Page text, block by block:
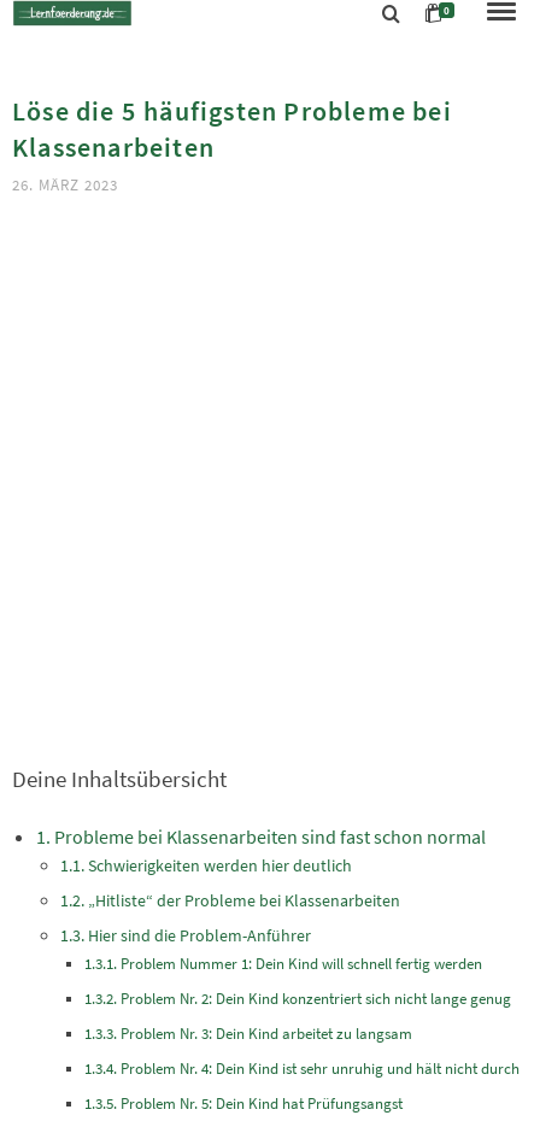
0
Löse die 5 häufigsten Probleme bei
Klassenarbeiten
26. MÄRZ 2023
Deine Inhaltsübersicht
Probleme bei Klassenarbeiten sind fast schon normal
Schwierigkeiten werden hier deutlich
„Hitliste“ der Probleme bei Klassenarbeiten
Hier sind die Problem-Anführer
Problem Nummer 1: Dein Kind will schnell fertig werden
Problem Nr. 2: Dein Kind konzentriert sich nicht lange genug
Problem Nr. 3: Dein Kind arbeitet zu langsam
Problem Nr. 4: Dein Kind ist sehr unruhig und hält nicht durch
Problem Nr. 5: Dein Kind hat Prüfungsangst